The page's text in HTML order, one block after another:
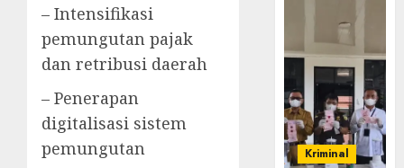
– Intensifikasi
pemungutan pajak
dan retribusi daerah
– Penerapan
digitalisasi sistem
pemungutan
Kriminal